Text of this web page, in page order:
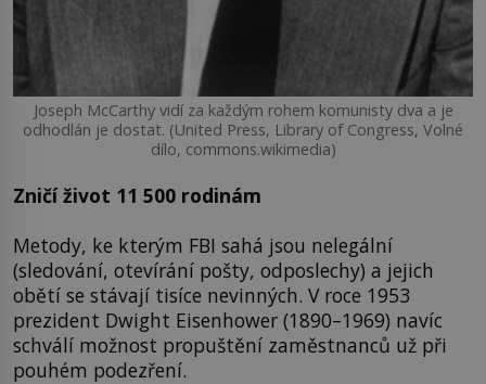
Joseph McCarthy vidí za každým rohem komunisty dva a je
odhodlán je dostat. (United Press, Library of Congress, Volné
dílo, commons.wikimedia)
Zničí život 11 500 rodinám
Metody, ke kterým FBI sahá jsou nelegální
(sledování, otevírání pošty, odposlechy) a jejich
obětí se stávají tisíce nevinných. V roce 1953
prezident Dwight Eisenhower (1890–1969) navíc
schválí možnost propuštění zaměstnanců už při
pouhém podezření.